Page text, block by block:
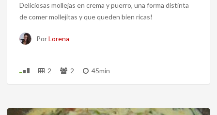
Deliciosas mollejas en crema y puerro, una forma distinta
de comer mollejitas y que queden bien ricas!
PorLorena
2 2 45min